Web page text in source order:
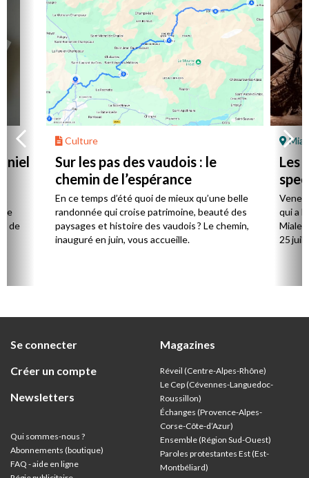
de
Culture
Sur les pas des vaudois : le
chemin de l’espérance
En ce temps d’été quoi de mieux qu’une belle
randonnée qui croise patrimoine, beauté des
paysages et histoire des vaudois ? Le chemin,
inauguré en juin, vous accueille.
Les
qui a
25
Se connecter
Créer un compte
Newsletters
Qui sommes-nous ?
Abonnements (boutique)
FAQ - aide en ligne
Magazines
Réveil (Centre-Alpes-Rhône)
Le Cep (Cévennes-Languedoc-
Roussillon)
Échanges (Provence-Alpes-
Corse-Côte-d’Azur)
Ensemble (Région Sud-Ouest)
Paroles protestantes Est (Est-
Montbéliard)